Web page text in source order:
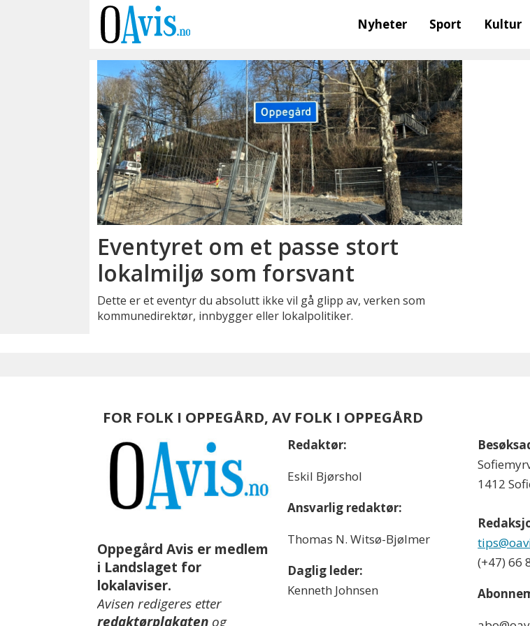
Nyheter Sport Kultur
stordriftsfordeler
Eventyret om et passe stort
lokalmiljø som forsvant
Dette er et eventyr du absolutt ikke vil gå glipp av, verken som
kommunedirektør, innbygger eller lokalpolitiker.
FOR FOLK I OPPEGÅRD, AV FOLK I OPPEGÅRD
Oppegård Avis er medlem
i Landslaget for
lokalaviser.
Avisen redigeres etter
redaktørplakaten og
Redaktør:
Eskil Bjørshol
Ansvarlig redaktør:
Thomas N. Witsø-Bjølmer
Daglig leder:
Kenneth Johnsen
1412
(+47) 66